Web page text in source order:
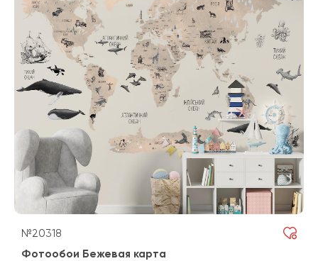
№20318
Фотообои Бежевая карта